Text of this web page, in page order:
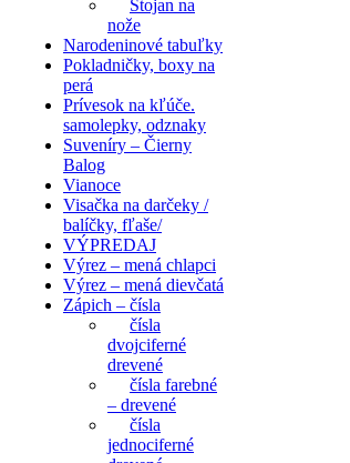
Stojan na
nože
Narodeninové tabuľky
Pokladničky, boxy na
perá
Prívesok na kľúče.
samolepky, odznaky
Suveníry – Čierny
Balog
Vianoce
Visačka na darčeky /
balíčky, fľaše/
VÝPREDAJ
Výrez – mená chlapci
Výrez – mená dievčatá
Zápich – čísla
čísla
dvojciferné
drevené
čísla farebné
– drevené
čísla
jednociferné